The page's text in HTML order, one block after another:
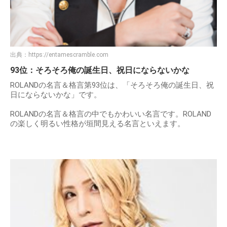
出典： https://entamescramble.com
93位：そろそろ俺の誕生日、祝日にならないかな
ROLANDの名言＆格言第93位は、「そろそろ俺の誕生日、祝
日にならないかな」です。
ROLANDの名言＆格言の中でもかわいい名言です。ROLAND
の楽しく明るい性格が垣間見える名言といえます。